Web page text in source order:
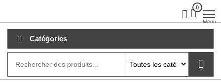
au
contenu
0
Menu
Catégories